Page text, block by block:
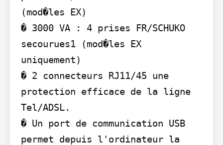
(mod�les EX)
� 3000 VA : 4 prises FR/SCHUKO
secourues1 (mod�les EX
uniquement)
� 2 connecteurs RJ11/45 une
protection efficace de la ligne
Tel/ADSL.
� Un port de communication USB
permet depuis l'ordinateur la